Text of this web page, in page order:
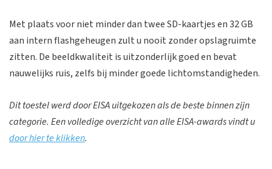
Met plaats voor niet minder dan twee SD-kaartjes en 32 GB
aan intern flashgeheugen zult u nooit zonder opslagruimte
zitten. De beeldkwaliteit is uitzonderlijk goed en bevat
nauwelijks ruis, zelfs bij minder goede lichtomstandigheden.
Dit toestel werd door EISA uitgekozen als de beste binnen zijn
categorie. Een volledige overzicht van alle EISA-awards vindt u
door hier te klikken.